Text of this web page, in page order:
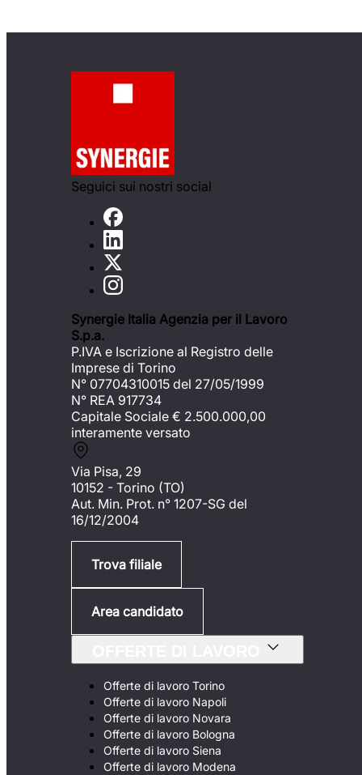
Seguici sui nostri social
Synergie Italia Agenzia per il Lavoro
S.p.a.
P.IVA e Iscrizione al Registro delle
Imprese di Torino
N° 07704310015 del 27/05/1999
N° REA 917734
Capitale Sociale € 2.500.000,00
interamente versato
Via Pisa, 29
10152 - Torino (TO)
Aut. Min. Prot. n° 1207-SG del
16/12/2004
Trova filiale
Area candidato
Offerte di lavoro Torino
Offerte di lavoro Napoli
Offerte di lavoro Novara
Offerte di lavoro Bologna
Offerte di lavoro Siena
Offerte di lavoro Modena